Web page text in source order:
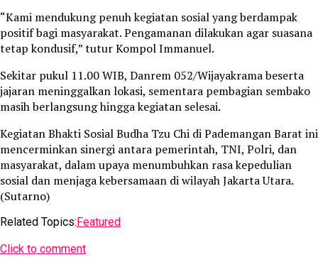
“Kami mendukung penuh kegiatan sosial yang berdampak
positif bagi masyarakat. Pengamanan dilakukan agar suasana
tetap kondusif,” tutur Kompol Immanuel.
Sekitar pukul 11.00 WIB, Danrem 052/Wijayakrama beserta
jajaran meninggalkan lokasi, sementara pembagian sembako
masih berlangsung hingga kegiatan selesai.
Kegiatan Bhakti Sosial Budha Tzu Chi di Pademangan Barat ini
mencerminkan sinergi antara pemerintah, TNI, Polri, dan
masyarakat, dalam upaya menumbuhkan rasa kepedulian
sosial dan menjaga kebersamaan di wilayah Jakarta Utara.
(Sutarno)
Related Topics: Featured
Click to comment